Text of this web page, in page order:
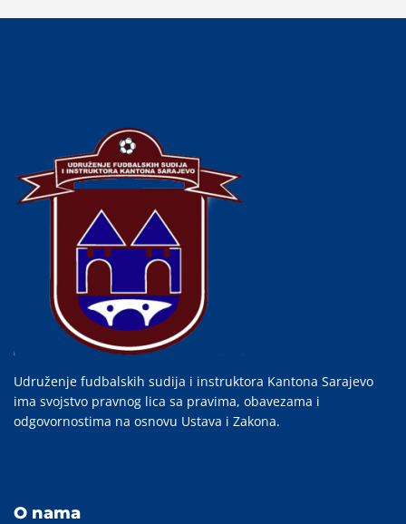
Udruženje fudbalskih sudija i instruktora Kantona Sarajevo
ima svojstvo pravnog lica sa pravima, obavezama i
odgovornostima na osnovu Ustava i Zakona.
O nama